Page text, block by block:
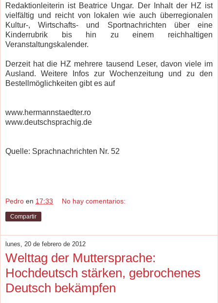
Redaktionleiterin ist Beatrice Ungar. Der Inhalt der HZ ist
vielfältig und reicht von lokalen wie auch überregionalen
Kultur-, Wirtschafts- und Sportnachrichten über eine
Kinderrubrik bis hin zu einem reichhaltigen
Veranstaltungskalender.
Derzeit hat die HZ mehrere tausend Leser, davon viele im
Ausland. Weitere Infos zur Wochenzeitung und zu den
Bestellmöglichkeiten gibt es auf
www.hermannstaedter.ro
www.deutschsprachig.de
Quelle: Sprachnachrichten Nr. 52
Pedro en 17:33 No hay comentarios:
Compartir
lunes, 20 de febrero de 2012
Welttag der Muttersprache:
Hochdeutsch stärken, gebrochenes
Deutsch bekämpfen